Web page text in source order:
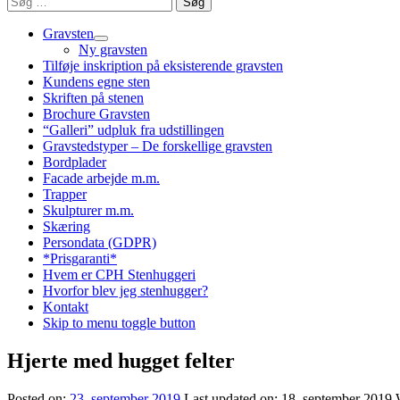
efter:
Gravsten
Ny gravsten
Tilføje inskription på eksisterende gravsten
Kundens egne sten
Skriften på stenen
Brochure Gravsten
“Galleri” udpluk fra udstillingen
Gravstedstyper – De forskellige gravsten
Bordplader
Facade arbejde m.m.
Trapper
Skulpturer m.m.
Skæring
Persondata (GDPR)
*Prisgaranti*
Hvem er CPH Stenhuggeri
Hvorfor blev jeg stenhugger?
Kontakt
Skip to menu toggle button
Hjerte med hugget felter